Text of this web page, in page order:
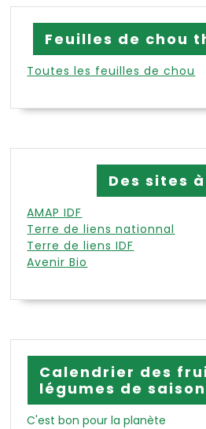
Feuilles de chou
Toutes les feuilles de chou
Des sites
AMAP IDF
Terre de liens nationnal
Terre de liens IDF
Avenir Bio
Calendrier des
légumes de saison
C'est bon pour la planète